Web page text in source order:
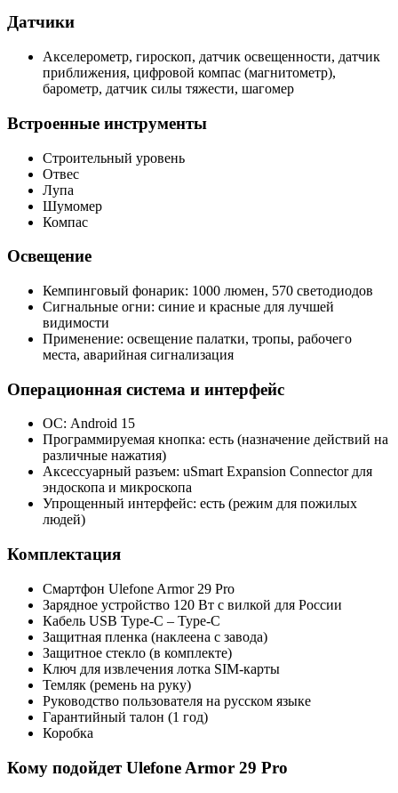
Датчики
Акселерометр, гироскоп, датчик освещенности, датчик
приближения, цифровой компас (магнитометр),
барометр, датчик силы тяжести, шагомер
Встроенные инструменты
Строительный уровень
Отвес
Лупа
Шумомер
Компас
Освещение
Кемпинговый фонарик: 1000 люмен, 570 светодиодов
Сигнальные огни: синие и красные для лучшей
видимости
Применение: освещение палатки, тропы, рабочего
места, аварийная сигнализация
Операционная система и интерфейс
ОС: Android 15
Программируемая кнопка: есть (назначение действий на
различные нажатия)
Аксессуарный разъем: uSmart Expansion Connector для
эндоскопа и микроскопа
Упрощенный интерфейс: есть (режим для пожилых
людей)
Комплектация
Смартфон Ulefone Armor 29 Pro
Зарядное устройство 120 Вт с вилкой для России
Кабель USB Type‑C – Type‑C
Защитная пленка (наклеена с завода)
Защитное стекло (в комплекте)
Ключ для извлечения лотка SIM‑карты
Темляк (ремень на руку)
Руководство пользователя на русском языке
Гарантийный талон (1 год)
Коробка
Кому подойдет Ulefone Armor 29 Pro